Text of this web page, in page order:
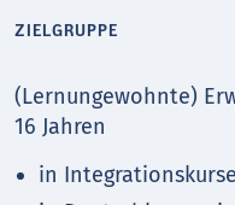
ZIELGRUPPE
(Lernungewohnte)
16 Jahren
in